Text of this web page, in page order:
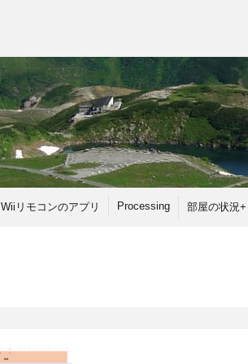
Wiiリモコンのアプリ Processing 部屋の状況+